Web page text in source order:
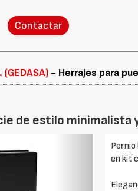
Contactar
- Herrajes para
de estilo
Siguienteen kit